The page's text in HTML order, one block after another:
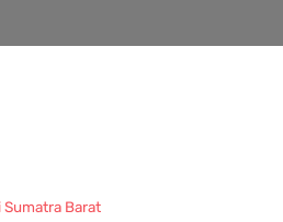
Sumatra Barat